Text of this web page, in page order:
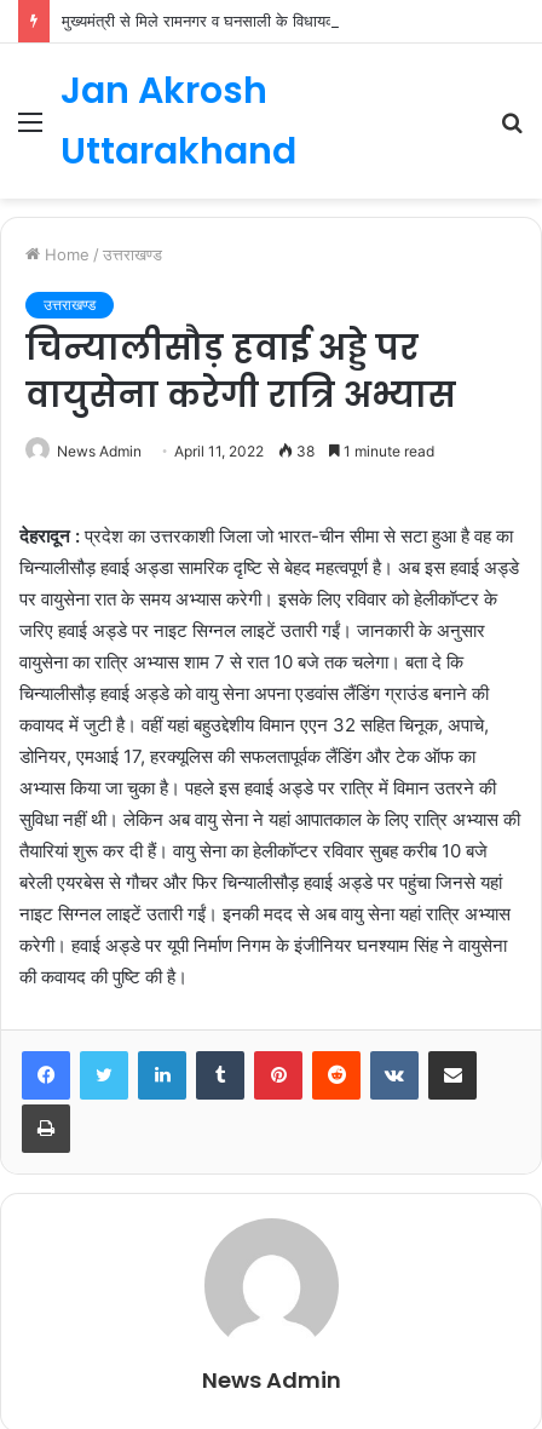
Menu
Jan Akrosh
Uttarakhand
Home / उत्तराखण्ड
उत्तराखण्ड
चिन्यालीसौड़ हवाई अड्डे पर
वायुसेना करेगी रात्रि अभ्यास
News Admin April 11, 2022 38 1 minute read
देहरादून :प्रदेश का उत्तरकाशी जिला जो भारत-चीन सीमा से सटा हुआ है वह का
चिन्यालीसौड़ हवाई अड्डा सामरिक दृष्टि से बेहद महत्वपूर्ण है। अब इस हवाई अड्डे
पर वायुसेना रात के समय अभ्यास करेगी। इसके लिए रविवार को हेलीकॉप्टर के
जरिए हवाई अड्डे पर नाइट सिग्नल लाइटें उतारी गईं। जानकारी के अनुसार
वायुसेना का रात्रि अभ्यास शाम 7 से रात 10 बजे तक चलेगा। बता दे कि
चिन्यालीसौड़ हवाई अड्डे को वायु सेना अपना एडवांस लैंडिंग ग्राउंड बनाने की
कवायद में जुटी है। वहीं यहां बहुउद्देशीय विमान एएन 32 सहित चिनूक, अपाचे,
डोनियर, एमआई 17, हरक्यूलिस की सफलतापूर्वक लैंडिंग और टेक ऑफ का
अभ्यास किया जा चुका है। पहले इस हवाई अड्डे पर रात्रि में विमान उतरने की
सुविधा नहीं थी। लेकिन अब वायु सेना ने यहां आपातकाल के लिए रात्रि अभ्यास की
तैयारियां शुरू कर दी हैं। वायु सेना का हेलीकॉप्टर रविवार सुबह करीब 10 बजे
बरेली एयरबेस से गौचर और फिर चिन्यालीसौड़ हवाई अड्डे पर पहुंचा जिनसे यहां
नाइट सिग्नल लाइटें उतारी गईं। इनकी मदद से अब वायु सेना यहां रात्रि अभ्यास
करेगी। हवाई अड्डे पर यूपी निर्माण निगम के इंजीनियर घनश्याम सिंह ने वायुसेना
की कवायद की पुष्टि की है।
LinkedInTumblr PinterestReddit VKontakteShare via Email
Print
News Admin